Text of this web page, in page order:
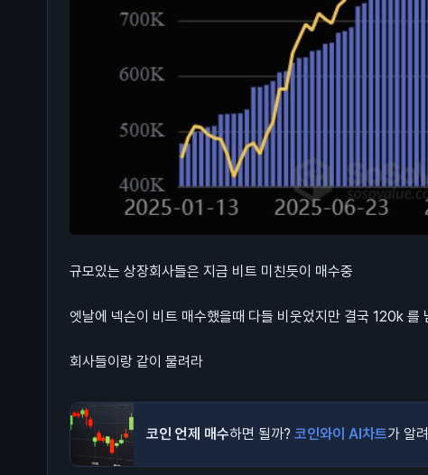
규모있는 상장회사들은 지금 비트 미친듯이 매수중
엣날에 넥슨이 비트 매수했을때 다들 비웃었지만 결국 120k 를
회사들이랑 같이 물려라
코인 언제 매수하면 될까? 코인와이 AI차트가 알